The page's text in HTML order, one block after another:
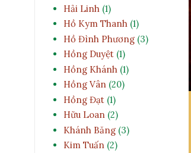
Hải Linh (1)
Hồ Kym Thanh (1)
Hồ Đình Phương (3)
Hồng Duyệt (1)
Hồng Khánh (1)
Hồng Vân (20)
Hồng Đạt (1)
Hữu Loan (2)
Khánh Băng (3)
Kim Tuấn (2)